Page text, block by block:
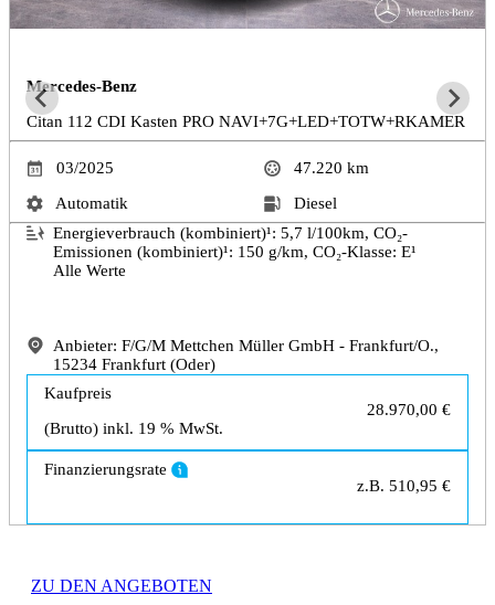
Mercedes-Benz
Citan 112 CDI Kasten PRO NAVI+7G+LED+TOTW+RKAMER
03/2025 47.220 km
Automatik
Diesel
Energieverbrauch (kombiniert)¹: 5,7 l/100km, CO₂-
Emissionen (kombiniert)¹: 150 g/km, CO₂-Klasse: E¹
Alle Werte
Anbieter: F/G/M Mettchen Müller GmbH - Frankfurt/O.,
15234 Frankfurt (Oder)
Kaufpreis
(Brutto) inkl. 19 % MwSt.
28.970,00 €
Finanzierungsrate
z.B. 510,95 €
ZU DEN ANGEBOTEN